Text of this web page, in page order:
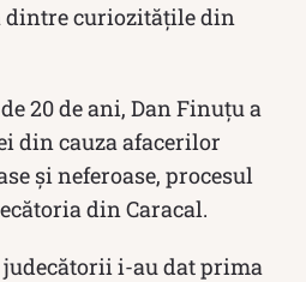
dintre curiozitățile din
20 de ani, Dan Finuțu a
din cauza afacerilor
și neferoase, procesul
din Caracal.
i-au dat prima